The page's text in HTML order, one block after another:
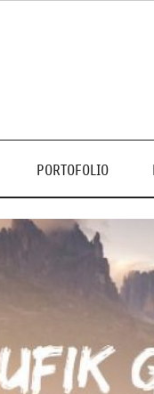
PORTOFOLIO